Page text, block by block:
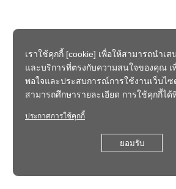
เราใช้คุกกี้ [cookie] เพื่อให้สามารถนำเ
และบริการที่ตรงกับความสนใจของคุณ เ
พอใจและประสบการณ์การใช้งานเว็บไ
สามารถศึกษารายละเอียด การใช้คุกกี้ได้
ประกาศการใช้คุกกี้
ยอมรับ